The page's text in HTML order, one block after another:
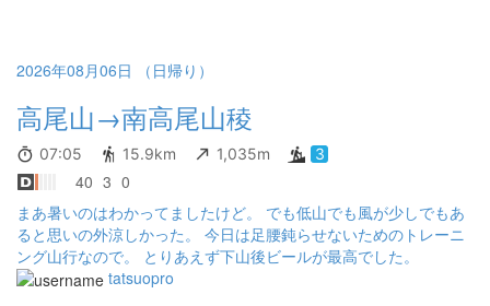
2026年08月06日 （日帰り）
高尾山→南高尾山稜
07:05 15.9km 1,035m 3
40 3 0
まあ暑いのはわかってましたけど。 でも低山でも風が少しでもあ
ると思いの外涼しかった。 今日は足腰鈍らせないためのトレーニ
ング山行なので。 とりあえず下山後ビールが最高でした。
tatsuopro